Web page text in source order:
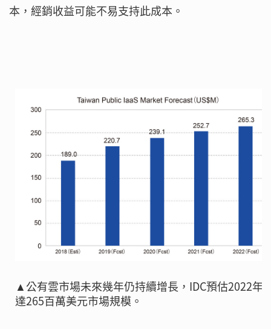
本，經銷收益可能不易支持此成本。
▲公有雲市場未來幾年仍持續增長，IDC預估2022年
達265百萬美元市場規模。